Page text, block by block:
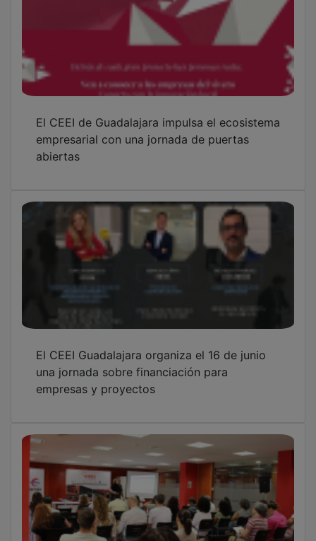
El CEEI Guadalajara organiza el 16 de junio
una jornada sobre financiación para
empresas y proyectos
El CEEI Guadalajara acerca los recursos
locales y europeos a los emprendedores en
la Startup Europe Week
El CEEI Guadalajara conecta el talento local
con Europa en una nueva edición de la